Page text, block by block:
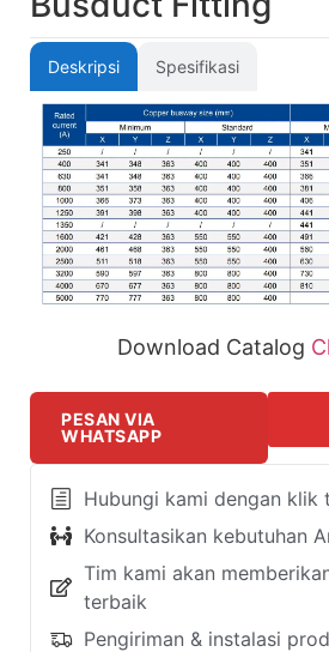
Deskripsi Spesifikasi
Download Catalog
PESAN VIA
WHATSAPP
Hubungi kami dengan klik
Konsultasikan kebutuhan
Tim kami akan
terbaik
Pengiriman & instalasi